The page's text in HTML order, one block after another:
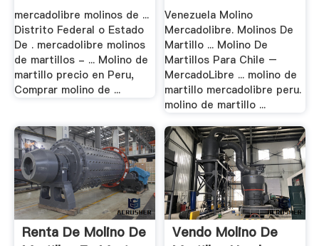
mercadolibre molinos de ...
Distrito Federal o Estado
De . mercadolibre molinos
de martillos - ... Molino de
martillo precio en Peru,
Comprar molino de ...
Venezuela Molino
Mercadolibre. Molinos De
Martillo ... Molino De
Martillos Para Chile –
MercadoLibre ... molino de
martillo mercadolibre peru.
molino de martillo ...
Renta De Molino De
Vendo Molino De